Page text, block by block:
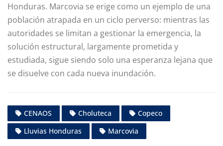
Honduras. Marcovia se erige como un ejemplo de una
población atrapada en un ciclo perverso: mientras las
autoridades se limitan a gestionar la emergencia, la
solución estructural, largamente prometida y
estudiada, sigue siendo solo una esperanza lejana que
se disuelve con cada nueva inundación.
CENAOS Choluteca
Copeco
Lluvias Honduras
Marcovia